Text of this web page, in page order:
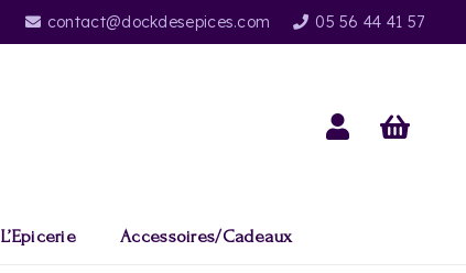
contact@dockdesepices.com 05 56 44 41 57
L’Epicerie Accessoires/Cadeaux